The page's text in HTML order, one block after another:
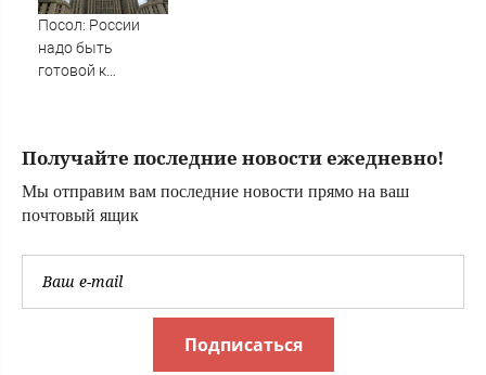
Посол: России
надо быть
готовой к
Получайте последние новости ежедневно!
Мы отправим вам последние новости прямо на ваш
почтовый ящик
Подписаться